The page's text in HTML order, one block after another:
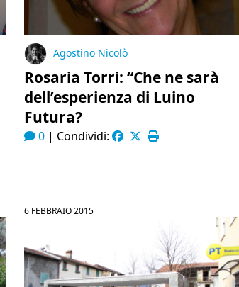
Agostino Nicolò
Rosaria Torri: “Che ne sarà
dell’esperienza di Luino
Futura?
0| Condividi:
6 FEBBRAIO 2015